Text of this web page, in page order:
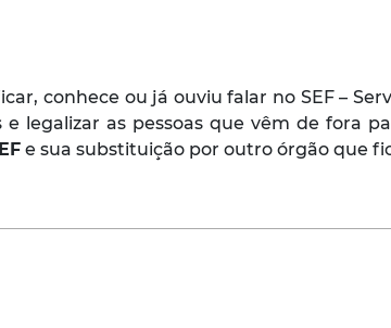
conhece ou já ouviu falar no SEF –
legalizar as pessoas que vêm de fora
e sua substituição por outro órgão que